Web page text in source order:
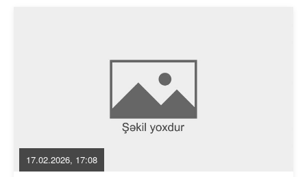
17.02.2026, 17:08